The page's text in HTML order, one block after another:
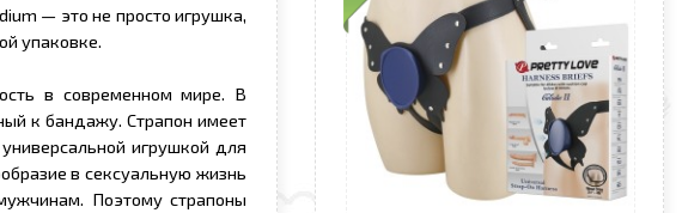
— это не просто игрушка,
упаковке.
в современном мире. В
к бандажу. Страпон имеет
игрушкой для
в сексуальную жизнь
Поэтому страпоны